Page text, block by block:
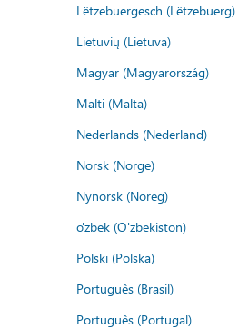
Lëtzebuergesch (Lëtzebuerg)
Lietuvių (Lietuva)
Magyar (Magyarország)
Malti (Malta)
Nederlands (Nederland)
Norsk (Norge)
Nynorsk (Noreg)
o'zbek (O'zbekiston)
Polski (Polska)
Português (Brasil)
Português (Portugal)